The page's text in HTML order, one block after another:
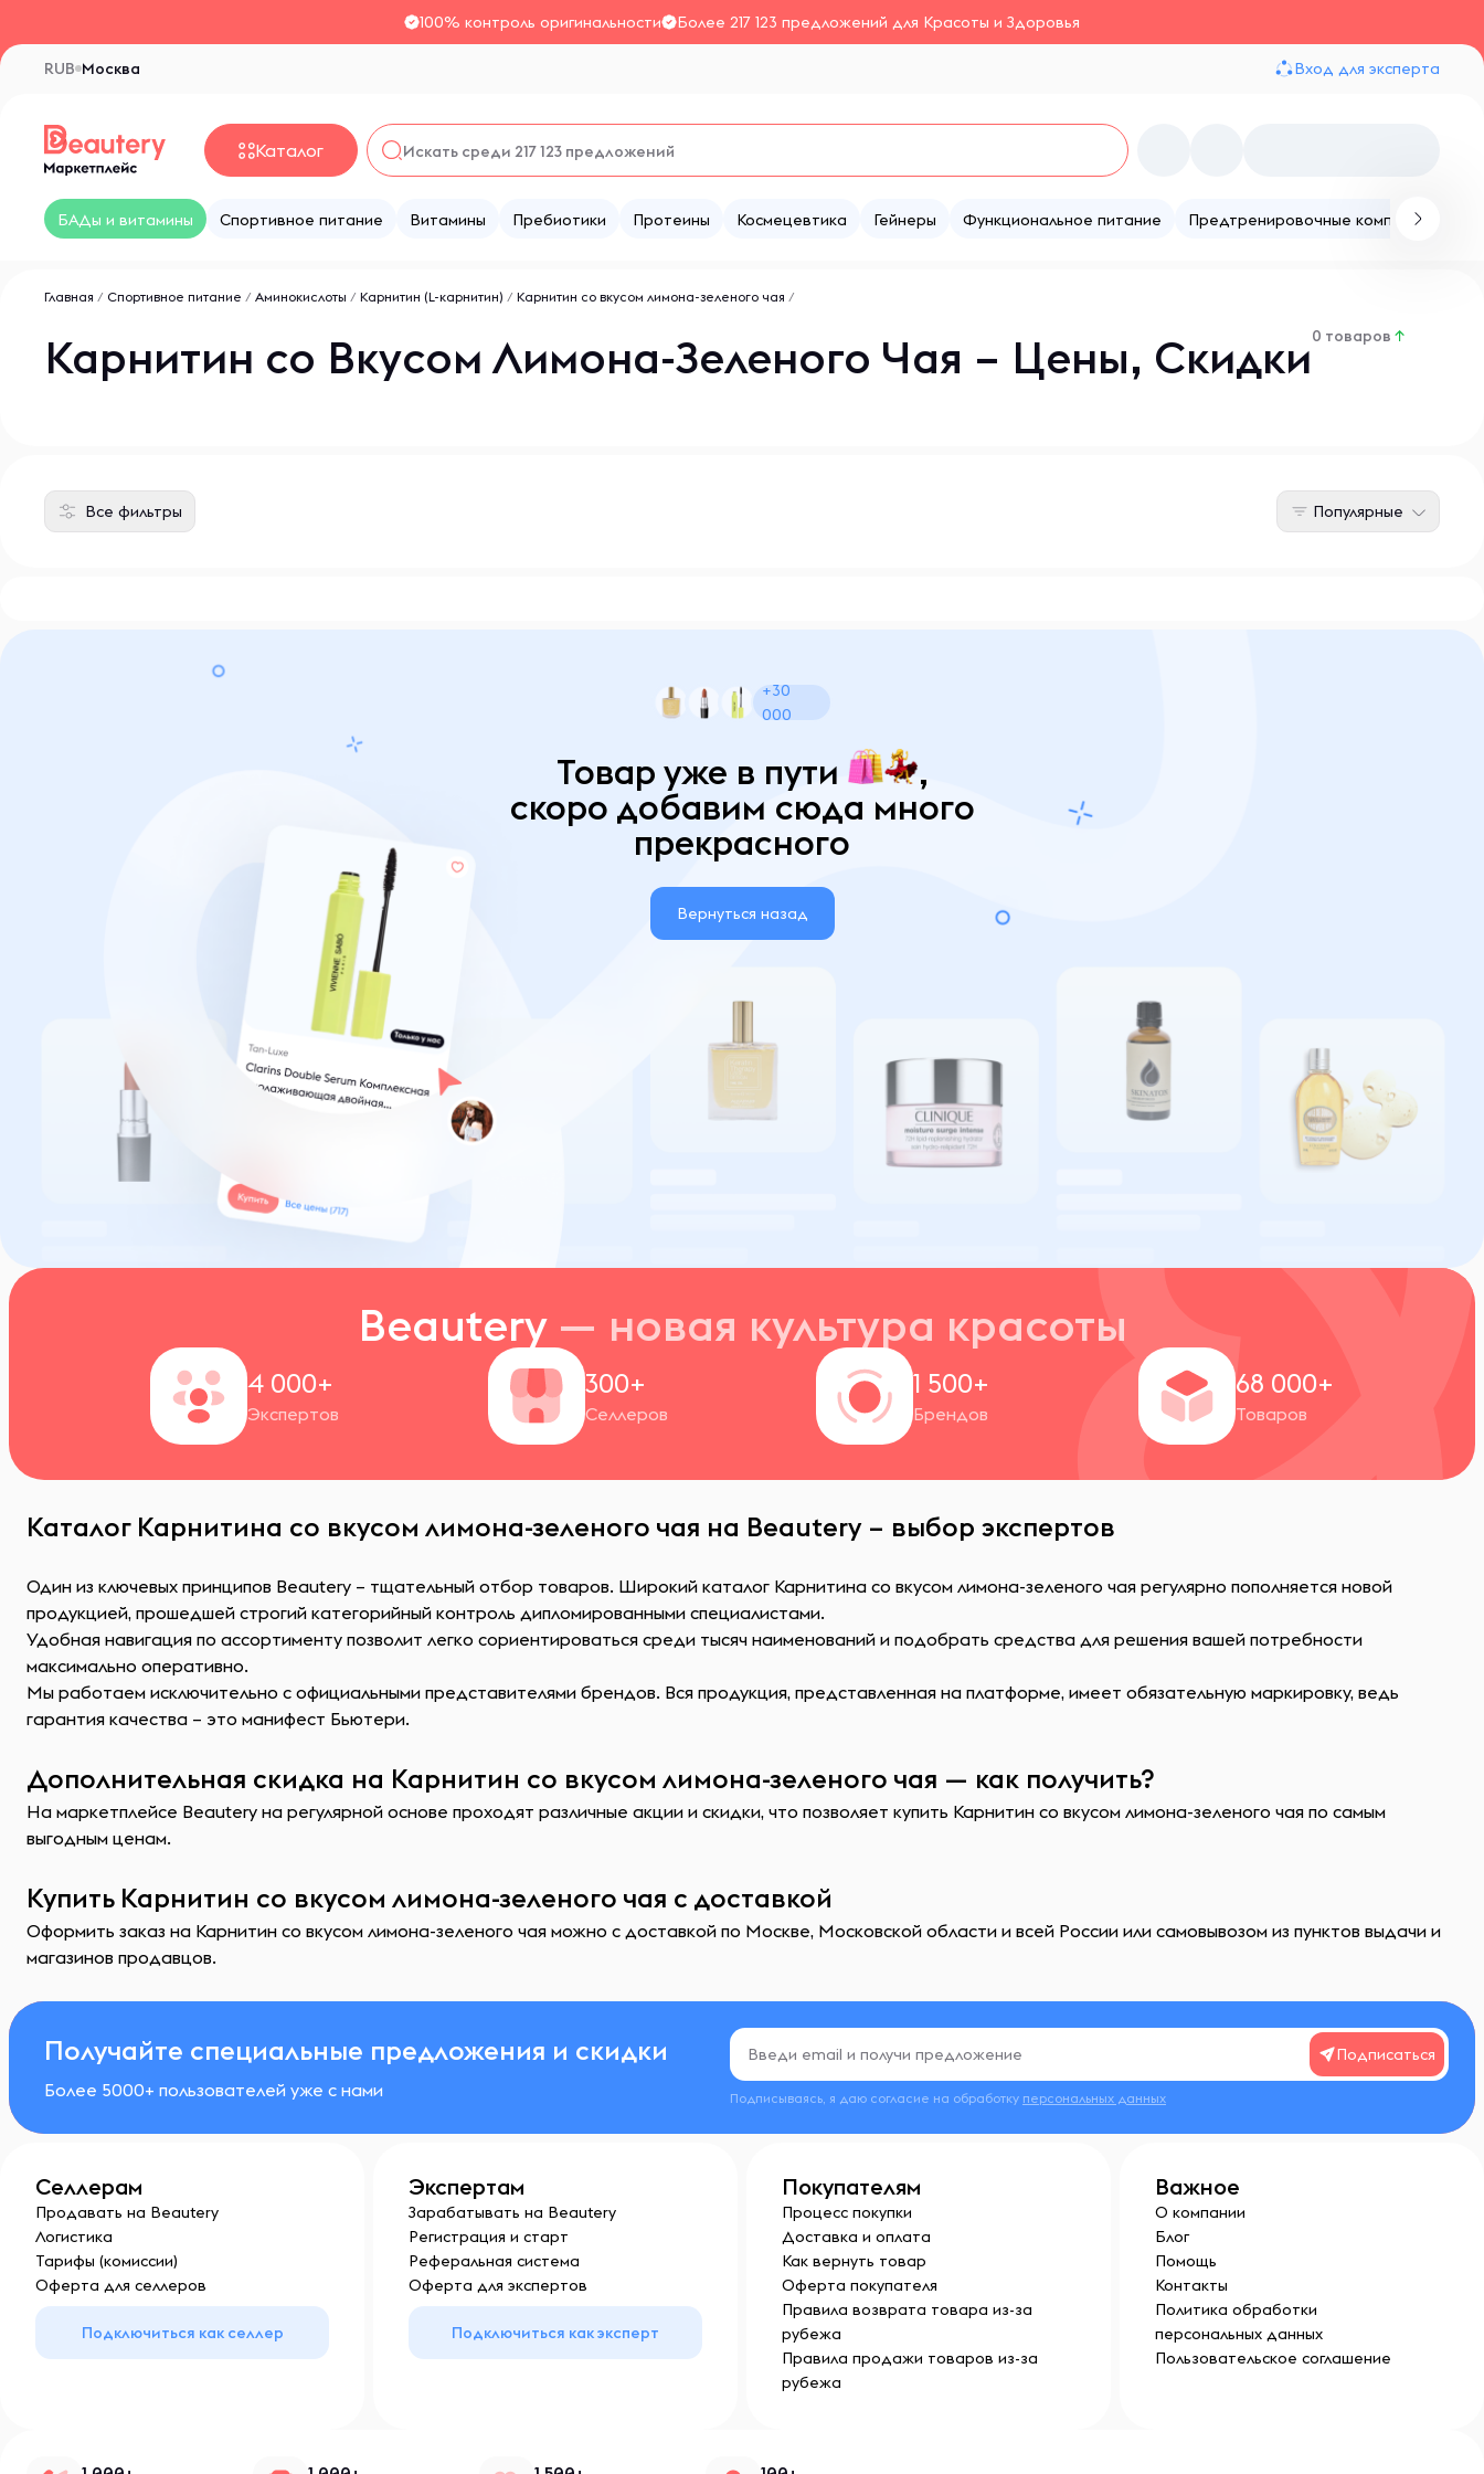
100% контроль оригинальности Более 217 123 предложений для Красоты и Здоровья
Москва
RUB Вход для эксперта
Каталог
БАДы и витамины Спортивное питание Витамины Пребиотики Протеины Космецевтика Гейнеры Функциональное питание Предтренировочные комплексы
Главная / Спортивное питание / Аминокислоты / Карнитин (L-карнитин) / Карнитин со вкусом лимона-зеленого чая /
Карнитин со Вкусом Лимона-Зеленого Чая – Цены, Скидки0 товаров ↑
Все фильтры Популярные
+30
000
Товар уже в пути ,
скоро добавим сюда много
прекрасного
Вернуться назад
Beautery — новая культура красоты
4 000+
Экспертов
300+
Селлеров
1 500+
Брендов
68 000+
Товаров
Каталог Карнитина со вкусом лимона-зеленого чая на Beautery – выбор экспертов
Один из ключевых принципов Beautery – тщательный отбор товаров. Широкий каталог Карнитина со вкусом лимона-зеленого чая регулярно пополняется новой
продукцией, прошедшей строгий категорийный контроль дипломированными специалистами.
Удобная навигация по ассортименту позволит легко сориентироваться среди тысяч наименований и подобрать средства для решения вашей потребности
максимально оперативно.
Мы работаем исключительно с официальными представителями брендов. Вся продукция, представленная на платформе, имеет обязательную маркировку, ведь
гарантия качества – это манифест Бьютери.
Дополнительная скидка на Карнитин со вкусом лимона-зеленого чая — как получить?
На маркетплейсе Beautery на регулярной основе проходят различные акции и скидки, что позволяет купить Карнитин со вкусом лимона-зеленого чая по самым
выгодным ценам.
Купить Карнитин со вкусом лимона-зеленого чая с доставкой
Оформить заказ на Карнитин со вкусом лимона-зеленого чая можно с доставкой по Москве, Московской области и всей России или самовывозом из пунктов выдачи и
магазинов продавцов.
Получайте специальные предложения и скидки
Более 5000+ пользователей уже с нами
Подписаться
Подписываясь, я даю согласие на обработку персональных данных
Селлерам
Продавать на Beautery
Логистика
Тарифы (комиссии)
Оферта для селлеров
Подключиться как селлер
Экспертам
Зарабатывать на Beautery
Регистрация и старт
Реферальная система
Оферта для экспертов
Подключиться как эксперт
Покупателям
Процесс покупки
Доставка и оплата
Как вернуть товар
Оферта покупателя
Правила возврата товара из-за
рубежа
Правила продажи товаров из-за
рубежа
Важное
О компании
Блог
Помощь
Контакты
Политика обработки
персональных данных
Пользовательское соглашение